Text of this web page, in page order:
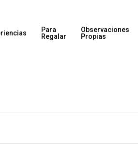
Para
Regalar
Observaciones
Propias